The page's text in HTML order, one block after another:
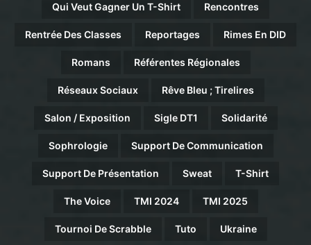
Qui Veut Gagner Un T-Shirt Rencontres
Rentrée Des Classes Reportages Rimes En DID
Romans Référentes Régionales
Réseaux Sociaux Rêve Bleu ; Tirelires
Salon / Exposition Sigle DT1 Solidarité
Sophrologie Support De Communication
Support De Présentation Sweat T-Shirt
The Voice TMI 2024 TMI 2025
Tournoi De Scrabble Tuto Ukraine